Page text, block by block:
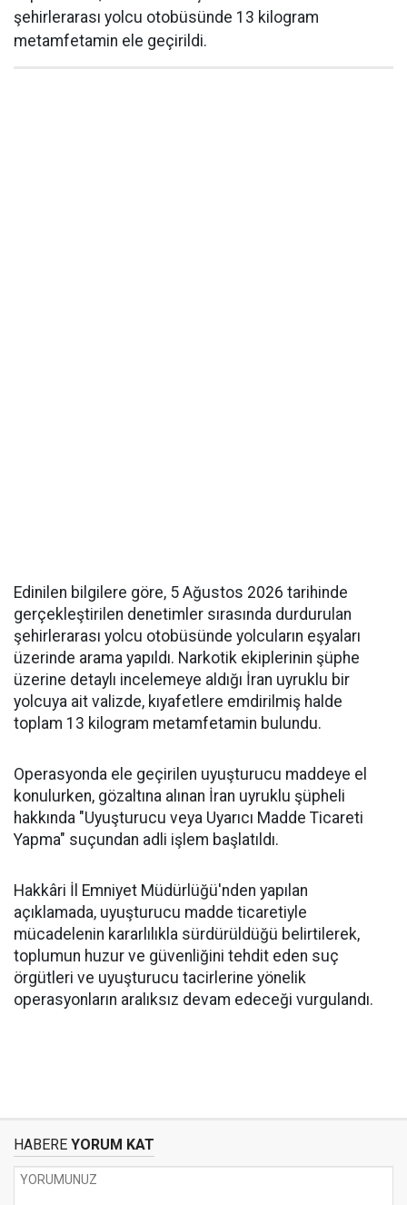
şehirlerarası yolcu otobüsünde 13 kilogram
metamfetamin ele geçirildi.
Edinilen bilgilere göre, 5 Ağustos 2026 tarihinde
gerçekleştirilen denetimler sırasında durdurulan
şehirlerarası yolcu otobüsünde yolcuların eşyaları
üzerinde arama yapıldı. Narkotik ekiplerinin şüphe
üzerine detaylı incelemeye aldığı İran uyruklu bir
yolcuya ait valizde, kıyafetlere emdirilmiş halde
toplam 13 kilogram metamfetamin bulundu.
Operasyonda ele geçirilen uyuşturucu maddeye el
konulurken, gözaltına alınan İran uyruklu şüpheli
hakkında "Uyuşturucu veya Uyarıcı Madde Ticareti
Yapma" suçundan adli işlem başlatıldı.
Hakkâri İl Emniyet Müdürlüğü'nden yapılan
açıklamada, uyuşturucu madde ticaretiyle
mücadelenin kararlılıkla sürdürüldüğü belirtilerek,
toplumun huzur ve güvenliğini tehdit eden suç
örgütleri ve uyuşturucu tacirlerine yönelik
operasyonların aralıksız devam edeceği vurgulandı.
HABERE YORUM KAT